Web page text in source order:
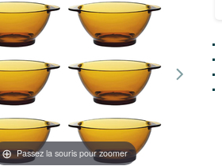
Passez la souris pour zoomer